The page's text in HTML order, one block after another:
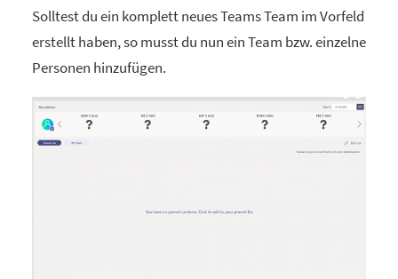
Solltest du ein komplett neues Teams Team im Vorfeld
erstellt haben, so musst du nun ein Team bzw. einzelne
Personen hinzufügen.